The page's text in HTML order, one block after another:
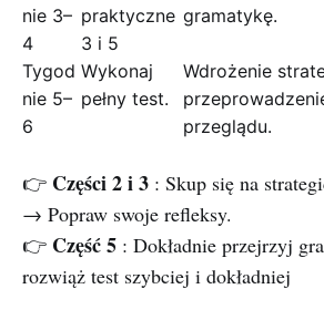
nie 3–
4
praktyczne
3 i 5
gramatykę.
Tygod
nie 5–
6
Wykonaj
pełny test.
Wdrożenie
przeglądu.
👉 Części 2 i 3 : Skup się na
→ Popraw swoje refleksy.
👉 Część 5 : Dokładnie przejrzyj
rozwiąż test szybciej i dokładniej